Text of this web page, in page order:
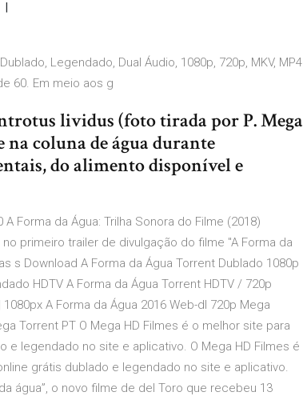
Legendado, Dual Áudio, 1080p, 720p, MKV, MP4
60. Em meio aos g
lividus (foto tirada por P. Mega
coluna de água durante
do alimento disponível e
Forma da Água: Trilha Sonora do Filme (2018)
primeiro trailer de divulgação do filme "A Forma da
s Download A Forma da Água Torrent Dublado 1080p
HDTV A Forma da Água Torrent HDTV / 720p
A Forma da Água 2016 Web-dl 720p Mega
Torrent PT O Mega HD Filmes é o melhor site para
legendado no site e aplicativo. O Mega HD Filmes é
grátis dublado e legendado no site e aplicativo.
água”, o novo filme de del Toro que recebeu 13